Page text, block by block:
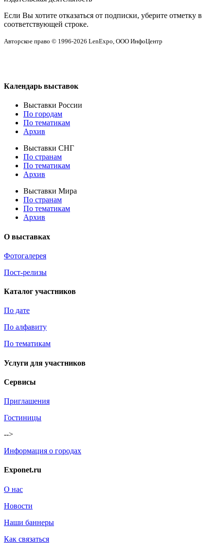
Если Вы хотите отказаться от подписки, уберите отметку в
соответствующей строке.
Авторское право © 1996-2026 LenExpo, ООО ИнфоЦентр
Календарь выставок
Выставки России
По городам
По тематикам
Архив
Выставки СНГ
По странам
По тематикам
Архив
Выставки Мира
По странам
По тематикам
Архив
О выставках
Фотогалерея
Пост-релизы
Каталог участников
По дате
По алфавиту
По тематикам
Услуги для участников
Сервисы
Приглашения
Гостиницы
-->
Информация о городах
Exponet.ru
О нас
Новости
Наши баннеры
Как связаться